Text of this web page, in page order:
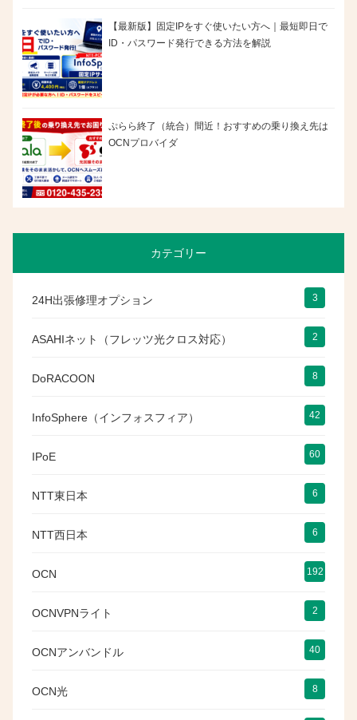
【最新版】固定IPをすぐ使いたい方へ｜最短即日で
ID・パスワード発行できる方法を解説
ぷらら終了（統合）間近！おすすめの乗り換え先は
OCNプロバイダ
カテゴリー
24H出張修理オプション 3
ASAHIネット（フレッツ光クロス対応） 2
DoRACOON 8
InfoSphere（インフォスフィア） 42
IPoE 60
NTT東日本 6
NTT西日本 6
OCN 192
OCNVPNライト 2
OCNアンバンドル 40
OCN光 8